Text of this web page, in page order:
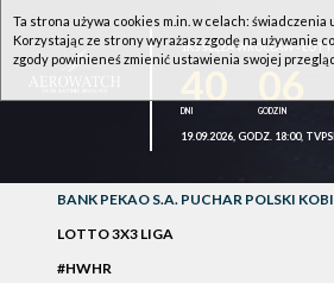
1KS ŚLĘZA WROCŁAW -
19.09.2026, GODZ. 18:00,
BANK PEKAO S.A. PUCHAR POLSKI
LOTTO 3X3 LIGA
#HWHR
Ta strona używa cookies m.in. w celach: świadczenia
Korzystając ze strony wyrażasz zgodę na używanie
zgody powinieneś zmienić ustawienia swojej